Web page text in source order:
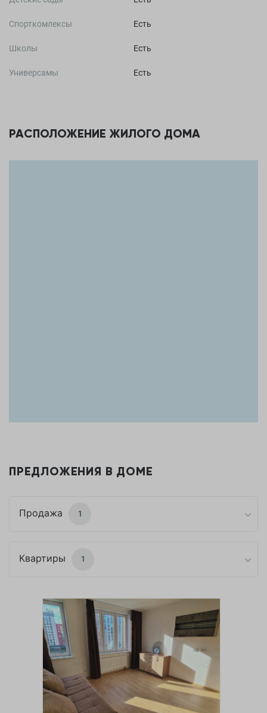
Спорткомлексы Есть
Школы Есть
Универсамы Есть
РАСПОЛОЖЕНИЕ ЖИЛОГО ДОМА
ПРЕДЛОЖЕНИЯ В ДОМЕ
Продажа 1
Квартиры 1